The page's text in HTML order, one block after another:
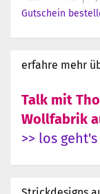
Gutschein
erfahre mehr
Talk mit
Wollfabrik
>> los geht's